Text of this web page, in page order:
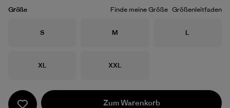
Größe Finde meine Größe Größenleitfaden
Größe
S Größe
M Größe
L
Größe
XL Größe
XXL
Zum Warenkorb